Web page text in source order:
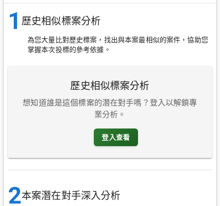
1 歷史相似標案分析
為您大量比對歷史標案，找出與本案最相似的案件，協助您
掌握本次投標的參考依據。
歷史相似標案分析
想知道誰是這個標案的潛在對手嗎？登入以解鎖專
業分析。
登入查看
2本案潛在對手深入分析